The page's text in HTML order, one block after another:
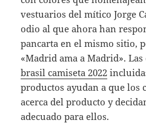
vestuarios del mítico Jorge
odio al que ahora han
pancarta en el mismo sitio,
«Madrid ama a Madrid».
brasil camiseta 2022
productos ayudan a que los
acerca del producto y
adecuado para ellos.